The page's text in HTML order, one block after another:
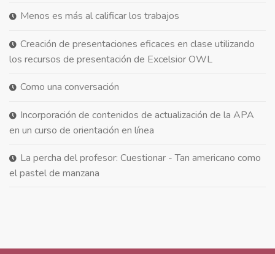
Menos es más al calificar los trabajos
Creación de presentaciones eficaces en clase utilizando
los recursos de presentación de Excelsior OWL
Como una conversación
Incorporación de contenidos de actualización de la APA
en un curso de orientación en línea
La percha del profesor: Cuestionar - Tan americano como
el pastel de manzana